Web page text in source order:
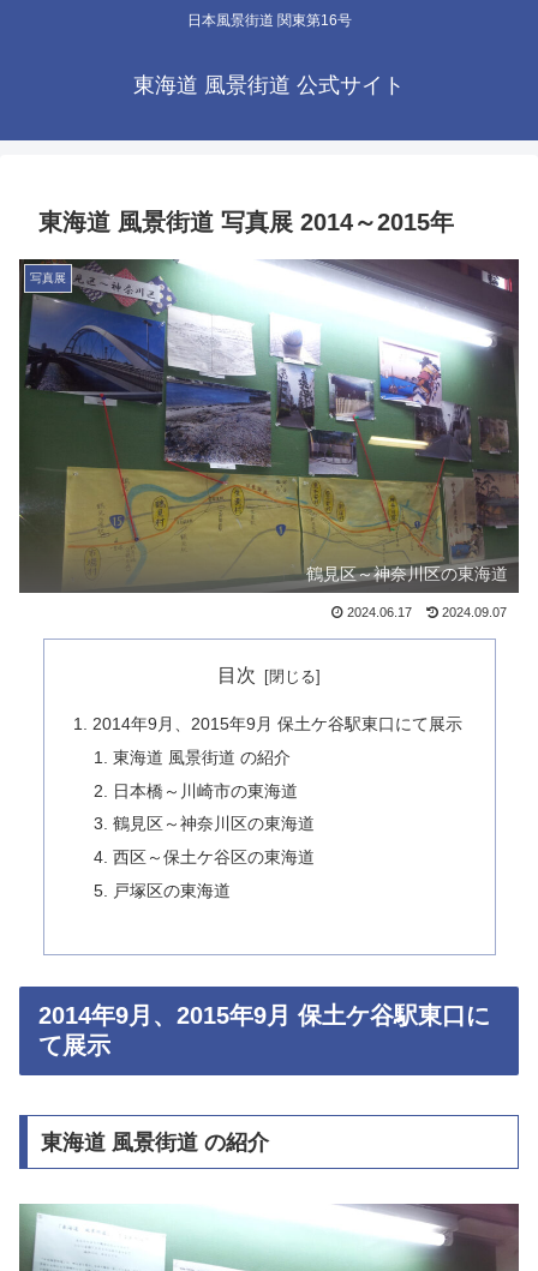
日本風景街道 関東第16号
東海道 風景街道 公式サイト
東海道 風景街道 写真展 2014～2015年
写真展
鶴見区～神奈川区の東海道
2024.06.17 2024.09.07
目次
2014年9月、2015年9月 保土ケ谷駅東口にて展示
東海道 風景街道 の紹介
日本橋～川崎市の東海道
鶴見区～神奈川区の東海道
西区～保土ケ谷区の東海道
戸塚区の東海道
2014年9月、2015年9月 保土ケ谷駅東口に
て展示
東海道 風景街道 の紹介